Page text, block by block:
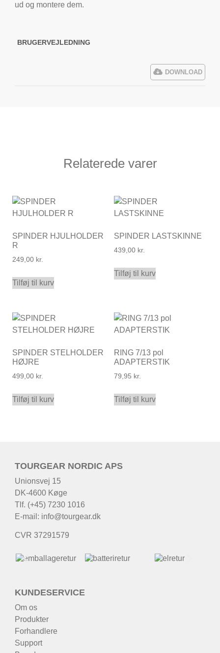
ud og montere dem.
BRUGERVEJLEDNING
DOWNLOAD
Relaterede varer
SPINDER HJULHOLDER
R
249,00 kr.
Tilføj til kurv
SPINDER LASTSKINNE
439,00 kr.
Tilføj til kurv
SPINDER STELHOLDER
HØJRE
499,00 kr.
Tilføj til kurv
RING 7/13 pol
ADAPTERSTIK
79,95 kr.
Tilføj til kurv
TOURGEAR NORDIC APS
Unionsvej 15
DK-4600 Køge
Tlf. (+45) 7230 1016
E-mail: info@tourgear.dk
CVR 37291579
KUNDESERVICE
Om os
Produkter
Forhandlere
Support